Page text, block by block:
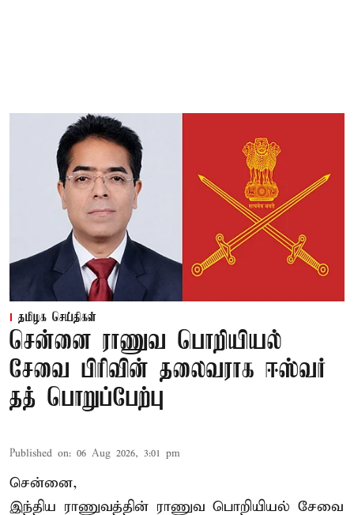
தமிழக செய்திகள்
சென்னை ராணுவ பொறியியல்
சேவை பிரிவின் தலைவராக ஈஸ்வர்
தத் பொறுப்பேற்பு
Published on: 06 Aug 2026, 3:01 pm
சென்னை,
இந்திய ராணுவத்தின் ராணுவ பொறியியல் சேவை